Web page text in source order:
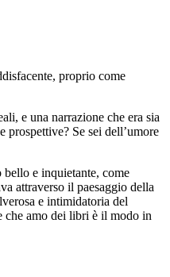
proprio come
e una narrazione che era sia
prospettive? Se sei dell’umore
bello e inquietante, come
attraverso il paesaggio della
e intimidatoria del
che amo dei libri è il modo in